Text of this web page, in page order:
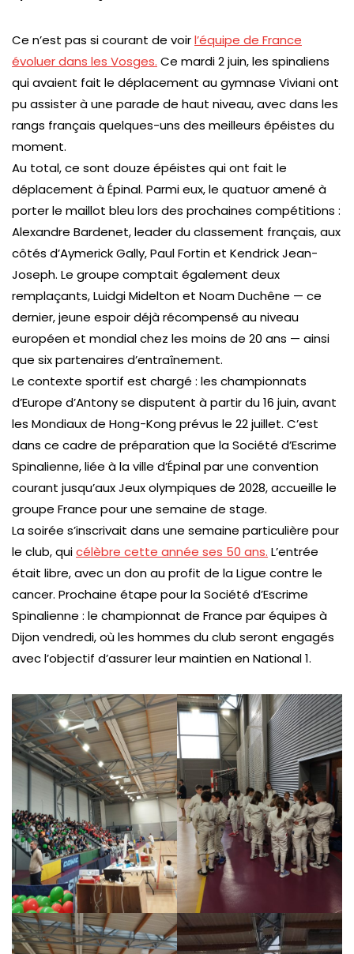
Ce n’est pas si courant de voirl’équipe de France
évoluer dans les Vosges. Ce mardi 2 juin, les spinaliens
qui avaient fait le déplacement au gymnase Viviani ont
pu assister à une parade de haut niveau, avec dans les
rangs français quelques-uns des meilleurs épéistes du
moment.
Au total, ce sont douze épéistes qui ont fait le
déplacement à Épinal. Parmi eux, le quatuor amené à
porter le maillot bleu lors des prochaines compétitions :
Alexandre Bardenet, leader du classement français, aux
côtés d’Aymerick Gally, Paul Fortin et Kendrick Jean-
Joseph. Le groupe comptait également deux
remplaçants, Luidgi Midelton et Noam Duchêne — ce
dernier, jeune espoir déjà récompensé au niveau
européen et mondial chez les moins de 20 ans — ainsi
que six partenaires d’entraînement.
Le contexte sportif est chargé : les championnats
d’Europe d’Antony se disputent à partir du 16 juin, avant
les Mondiaux de Hong-Kong prévus le 22 juillet. C’est
dans ce cadre de préparation que la Société d’Escrime
Spinalienne, liée à la ville d’Épinal par une convention
courant jusqu’aux Jeux olympiques de 2028, accueille le
groupe France pour une semaine de stage.
La soirée s’inscrivait dans une semaine particulière pour
le club, quicélèbre cette année ses 50 ans. L’entrée
était libre, avec un don au profit de la Ligue contre le
cancer. Prochaine étape pour la Société d’Escrime
Spinalienne : le championnat de France par équipes à
Dijon vendredi, où les hommes du club seront engagés
avec l’objectif d’assurer leur maintien en National 1.